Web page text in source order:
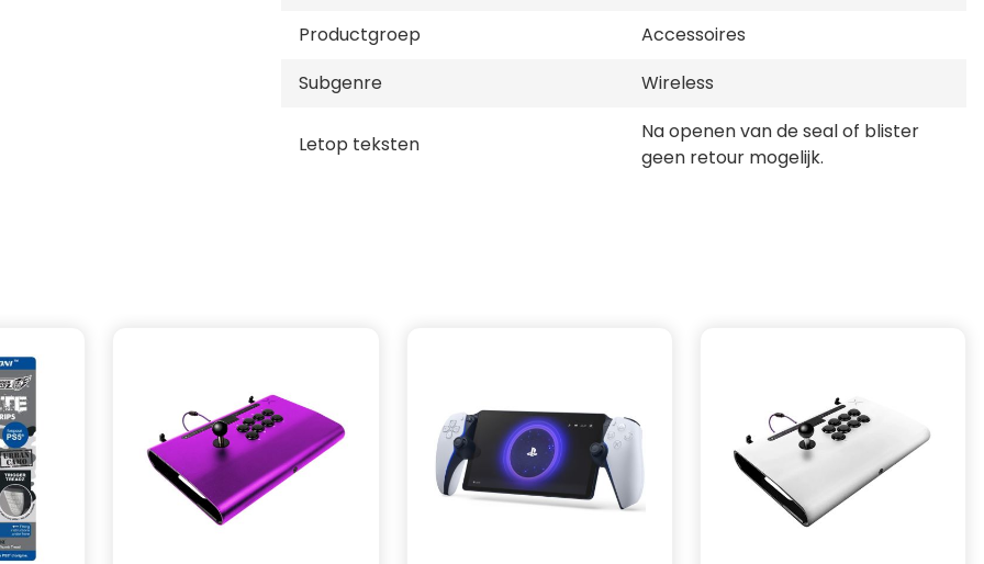
microfoon te
mm. Schakel voice
mute-toets.
de create-toets. Na
met de create-
avonturen live te
Productgroep
Accessoires
Subgenre
Wireless
Letop teksten
Na openen van de seal of blister
geen retour mogelijk.